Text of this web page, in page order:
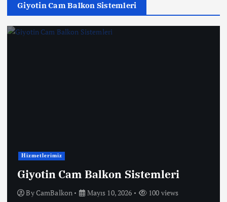
Giyotin Cam Balkon Sistemleri
Hizmetlerimiz
Giyotin Cam Balkon Sistemleri
ByCamBalkon Mayıs 10, 2026 100 views